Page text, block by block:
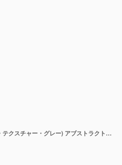
PSD (ホワイト・ノイズ・テクスチャー・グレー) アブストラクト・ホワイト・ペーパー・テクスチャー 背景・グレー・パターン・ライト・バナー